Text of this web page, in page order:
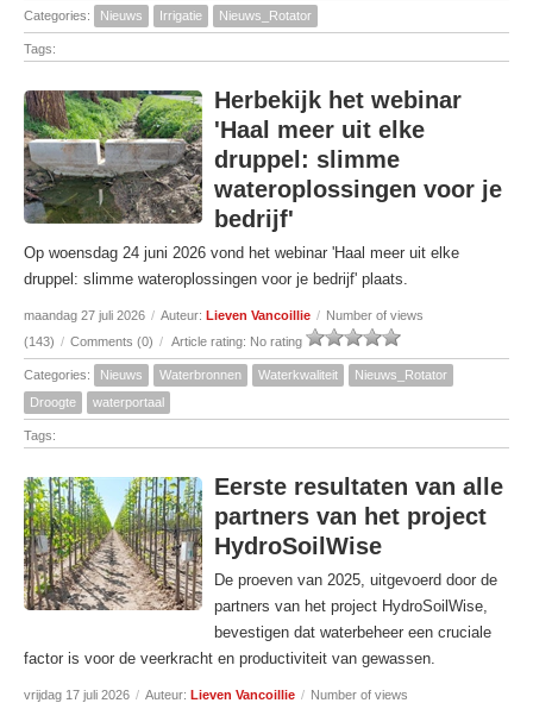
Categories: Nieuws Irrigatie Nieuws_Rotator
Tags:
Herbekijk het webinar
'Haal meer uit elke
druppel: slimme
wateroplossingen voor je
bedrijf'
Op woensdag 24 juni 2026 vond het webinar 'Haal meer uit elke
druppel: slimme wateroplossingen voor je bedrijf' plaats.
maandag 27 juli 2026 / Auteur: Lieven Vancoillie / Number of views
(143) / Comments (0) / Article rating: No rating
Categories: Nieuws Waterbronnen Waterkwaliteit
Nieuws_Rotator
Droogte
waterportaal
Tags:
Eerste resultaten van alle
partners van het project
HydroSoilWise
De proeven van 2025, uitgevoerd door de
partners van het project HydroSoilWise,
bevestigen dat waterbeheer een cruciale
factor is voor de veerkracht en productiviteit van gewassen.
vrijdag 17 juli 2026 / Auteur: Lieven Vancoillie / Number of views